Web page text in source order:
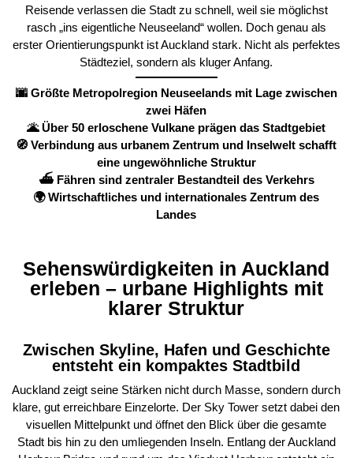
Reisende verlassen die Stadt zu schnell, weil sie möglichst
rasch „ins eigentliche Neuseeland“ wollen. Doch genau als
erster Orientierungspunkt ist Auckland stark. Nicht als perfektes
Städteziel, sondern als kluger Anfang.
🌆 Größte Metropolregion Neuseelands mit Lage zwischen
zwei Häfen
🌋 Über 50 erloschene Vulkane prägen das Stadtgebiet
🧭 Verbindung aus urbanem Zentrum und Inselwelt schafft
eine ungewöhnliche Struktur
⛴️ Fähren sind zentraler Bestandteil des Verkehrs
🌍 Wirtschaftliches und internationales Zentrum des
Landes
Sehenswürdigkeiten in Auckland
erleben – urbane Highlights mit
klarer Struktur
Zwischen Skyline, Hafen und Geschichte
entsteht ein kompaktes Stadtbild
Auckland zeigt seine Stärken nicht durch Masse, sondern durch
klare, gut erreichbare Einzelorte. Der Sky Tower setzt dabei den
visuellen Mittelpunkt und öffnet den Blick über die gesamte
Stadt bis hin zu den umliegenden Inseln. Entlang der Auckland